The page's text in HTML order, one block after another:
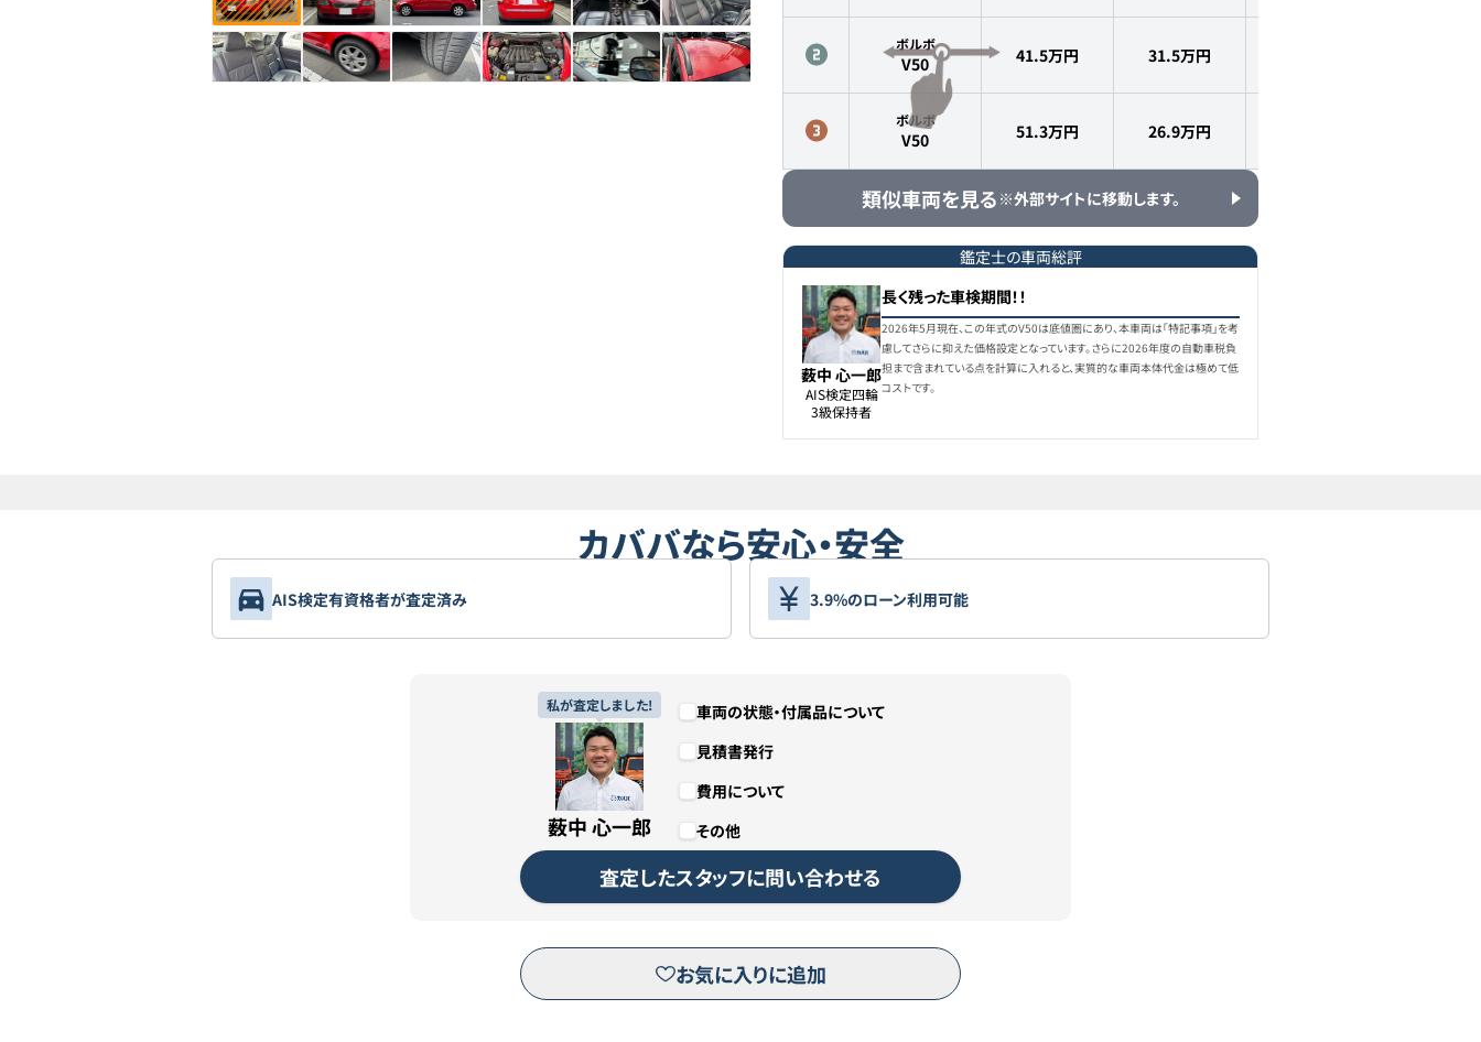
ボルボ
V50 41.5万円 31.5万円
ボルボ
V50 51.3万円 26.9万円
類似車両を見る ※外部サイトに移動します。
鑑定士の車両総評
薮中 心一郎
AIS検定四輪
3級保持者
長く残った車検期間！！
2026年5月現在、この年式のV50は底値圏にあり、本車両は「特記事項」を考
慮してさらに抑えた価格設定となっています。さらに2026年度の自動車税負
担まで含まれている点を計算に入れると、実質的な車両本体代金は極めて低
コストです。
カババなら安心・安全
AIS検定有資格者が査定済み 3.9%のローン利用可能
私が査定しました!
薮中 心一郎
車両の状態・付属品について
見積書発行
費用について
その他
査定したスタッフに問い合わせる
お気に入りに追加